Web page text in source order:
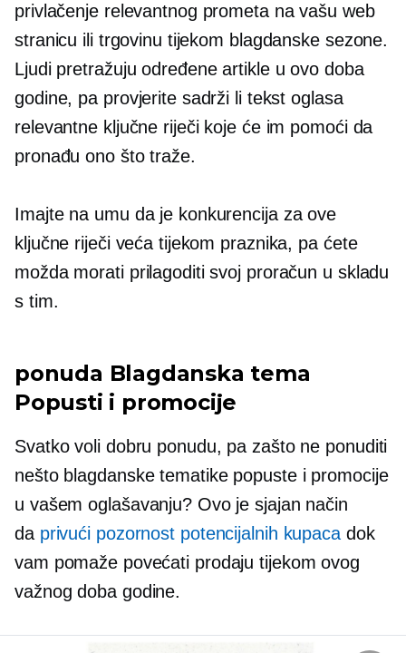
privlačenje relevantnog prometa na vašu web
stranicu ili trgovinu tijekom blagdanske sezone.
Ljudi pretražuju određene artikle u ovo doba
godine, pa provjerite sadrži li tekst oglasa
relevantne ključne riječi koje će im pomoći da
pronađu ono što traže.
Imajte na umu da je konkurencija za ove
ključne riječi veća tijekom praznika, pa ćete
možda morati prilagoditi svoj proračun u skladu
s tim.
ponuda Blagdanska tema
Popusti i promocije
Svatko voli dobru ponudu, pa zašto ne ponuditi
nešto blagdanske tematikepopuste i promocije
u vašem oglašavanju? Ovo je sjajan način
da privući pozornost potencijalnih kupacadok
vam pomaže povećati prodaju tijekom ovog
važnog doba godine.